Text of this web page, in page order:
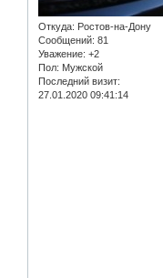
Откуда: Ростов-на-Дону
Сообщений: 81
Уважение: +2
Пол: Мужской
Последний визит:
27.01.2020 09:41:14